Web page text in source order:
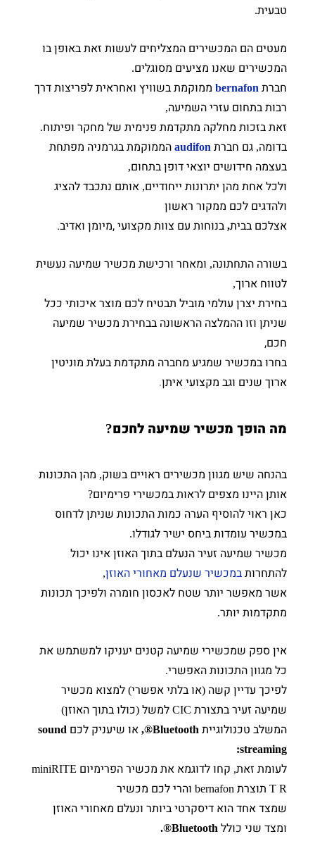
טבעית.
מעטים הם המכשירים המצליחים לעשות זאת באופן בו
המכשירים שאנו מציעים מסוגלים.
חברת bernafon ממוקמת בשוויץ ואחראית לפריצות דרך
רבות בתחום עזרי השמיעה,
זאת בזכות מחלקה מתקדמת פנימית של מחקר ופיתוח.
בדומה, גם חברת audifon הממוקמת בגרמניה מפתחת
בעצמה חידושים יוצאי דופן בתחום,
ולכל אחת מהן יתרונות ייחודיים, אותם נתכבד להציג
ולהדגים לכם ממקור ראשון
אצלכם בבית, בנוחות עם צוות מקצועי ,מיומן ואדיב.
בשורה התחתונה, ומאחר ורכישת מכשיר שמיעה נעשית
לטווח ארוך,
בחירת יצרן עולמי מוביל תבטיח לכם מוצר איכותי ככל
שניתן וזו ההמלצה הראשונה בבחירת מכשיר שמיעה
חכם,
בחרו במכשיר שמגיע מחברה מתקדמת בעלת מוניטין
ארוך שנים וגב מקצועי איתן.
מה הופך מכשיר שמיעה לחכם?
בהנחה שיש מגוון מכשירים ראויים בשוק, מהן התכונות
אותן היינו מצפים לראות במכשירי פרימיום?
כאן ראוי להוסיף הערה כמות התכונות שניתן לדחוס
במכשיר עומדות ביחס ישיר לגודלו.
מכשיר שמיעה זעיר הנעלם בתוך האוזן אינו יכול
להתחרותבמכשיר שנעלם מאחורי האוזן,
אשר מאפשר יותר שטח לאכסון חומרה ולפיכך תכונות
מתקדמות יותר.
אין ספק שמכשירי שמיעה קטנים יעניקו למשתמש את
כל מגוון התכונות האפשרי.
לפיכך עדיין קשה (או בלתי אפשרי) למצוא מכשיר
שמיעה זעיר בתצורת CIC למשל (כולו בתוך האוזן)
המשלב טכנולוגיית Bluetooth®, או שיעניק לכם sound
streaming:
לעומת זאת, קחו לדוגמא את מכשיר הפרימיום miniRITE
T R תוצרת bernafon והרי לכם מכשיר
שמצד אחד הוא דיסקרטי ביותר ונעלם מאחורי האוזן
ומצד שני כולל Bluetooth®.